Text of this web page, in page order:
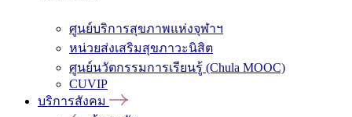
ศูนย์บริการสุขภาพแห่งจุฬาฯ
หน่วยส่งเสริมสุขภาวะนิสิต
ศูนย์นวัตกรรมการเรียนรู้ (Chula MOOC)
CUVIP
บริการสังคม